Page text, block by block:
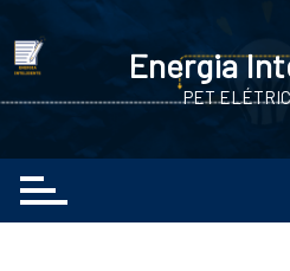
para
conteúdo
Energia
PET